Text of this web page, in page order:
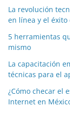
La revolución
en línea y el éxito
5 herramientas
mismo
La capacitación
técnicas para el
¿Cómo checar el
Internet en